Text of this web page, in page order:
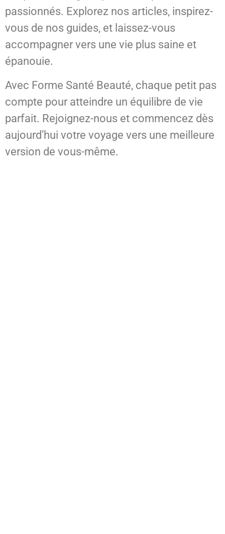
passionnés. Explorez nos articles, inspirez-
vous de nos guides, et laissez-vous
accompagner vers une vie plus saine et
épanouie.
Avec Forme Santé Beauté, chaque petit pas
compte pour atteindre un équilibre de vie
parfait. Rejoignez-nous et commencez dès
aujourd’hui votre voyage vers une meilleure
version de vous-même.